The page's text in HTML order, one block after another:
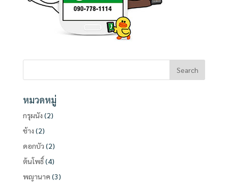
หมวดหมู่
กรุผนัง (2)
ช้าง (2)
ดอกบัว (2)
ต้นโพธิ์(4)
พญานาค (3)